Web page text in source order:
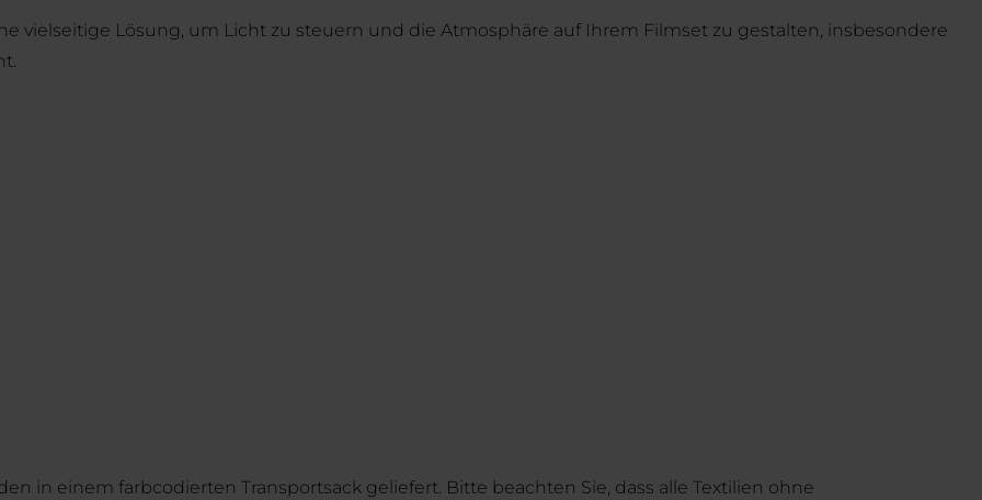
vielseitige Lösung, um Licht zu steuern und die Atmosphäre auf Ihrem Filmset zu gestalten, insbesondere
in einem farbcodierten Transportsack geliefert. Bitte beachten Sie, dass alle Textilien ohne